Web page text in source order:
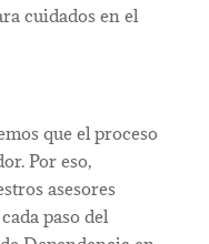
cuidados en el
que el proceso
Por eso,
asesores
paso del